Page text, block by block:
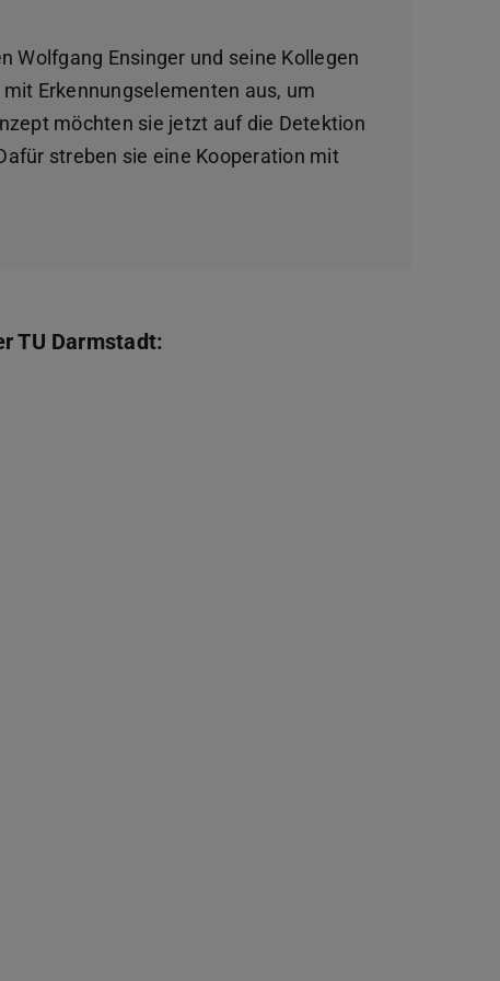
Wolfgang Ensinger und seine Kollegen
Erkennungselementen aus, um
möchten sie jetzt auf die Detektion
streben sie eine Kooperation mit
TU Darmstadt: